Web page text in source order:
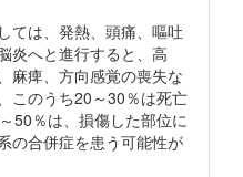
ては、発熱、頭痛、嘔吐
炎へと進行すると、高
麻痺、方向感覚の喪失な
このうち20～30％は死亡
50％は、損傷した部位に
の合併症を患う可能性が